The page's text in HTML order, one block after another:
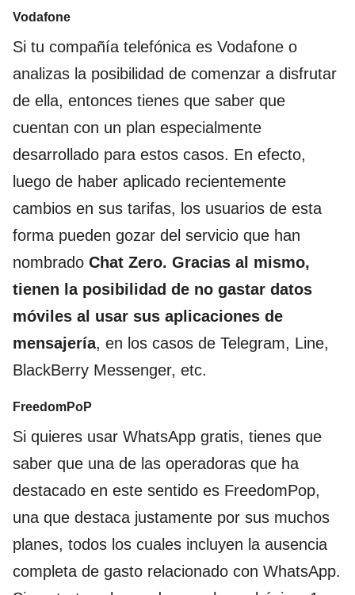
Vodafone
Si tu compañía telefónica es Vodafone o
analizas la posibilidad de comenzar a disfrutar
de ella, entonces tienes que saber que
cuentan con un plan especialmente
desarrollado para estos casos. En efecto,
luego de haber aplicado recientemente
cambios en sus tarifas, los usuarios de esta
forma pueden gozar del servicio que han
nombrado Chat Zero. Gracias al mismo,
tienen la posibilidad de no gastar datos
móviles al usar sus aplicaciones de
mensajería, en los casos de Telegram, Line,
BlackBerry Messenger, etc.
FreedomPoP
Si quieres usar WhatsApp gratis, tienes que
saber que una de las operadoras que ha
destacado en este sentido es FreedomPop,
una que destaca justamente por sus muchos
planes, todos los cuales incluyen la ausencia
completa de gasto relacionado con WhatsApp.